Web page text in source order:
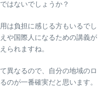
はないでしょうか？
は負担に感じる方もいるでし
や国際人になるための講義が
られますね。
異なるので、自分の地域のロ
のが一番確実だと思います。